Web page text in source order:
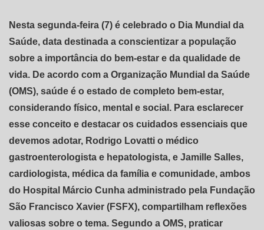
Nesta segunda-feira (7) é celebrado o Dia Mundial da
Saúde, data destinada a conscientizar a população
sobre a importância do bem-estar e da qualidade de
vida. De acordo com a Organização Mundial da Saúde
(OMS), saúde é o estado de completo bem-estar,
considerando físico, mental e social. Para esclarecer
esse conceito e destacar os cuidados essenciais que
devemos adotar, Rodrigo Lovatti o médico
gastroenterologista e hepatologista, e Jamille Salles,
cardiologista, médica da família e comunidade, ambos
do Hospital Márcio Cunha administrado pela Fundação
São Francisco Xavier (FSFX), compartilham reflexões
valiosas sobre o tema. Segundo a OMS, praticar